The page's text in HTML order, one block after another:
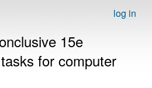
log in
15e
for computer